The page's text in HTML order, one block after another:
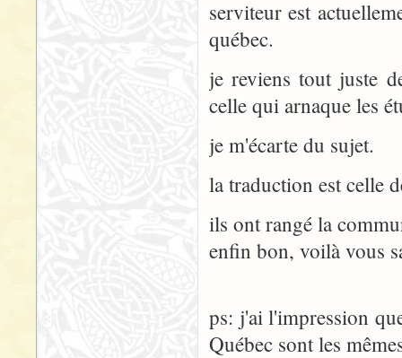
serviteur est
québec.
je reviens tout juste
celle qui arnaque les
je m'écarte du sujet.
la traduction est celle
ils ont rangé la
enfin bon, voilà vous
ps: j'ai l'impression
Québec sont les